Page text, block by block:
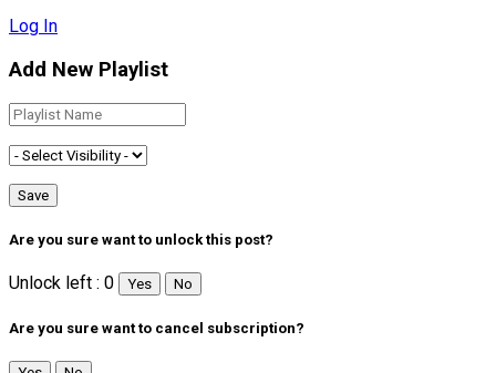
Log In
Add New Playlist
Are you sure want to unlock this post?
Unlock left : 0 Yes No
Are you sure want to cancel subscription?